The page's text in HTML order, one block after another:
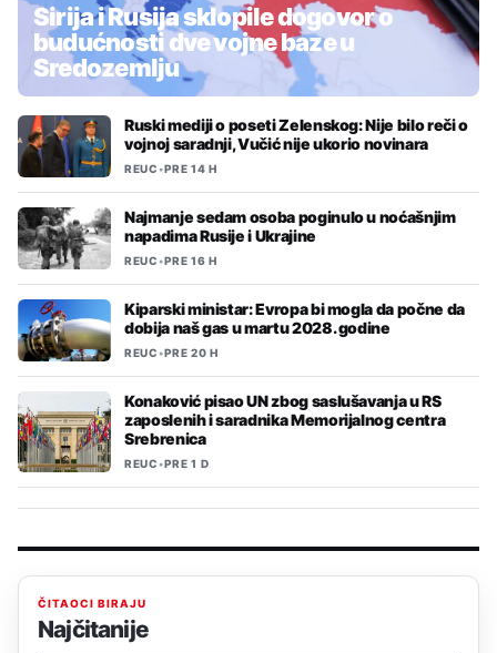
Sirija i Rusija sklopile dogovor o
budućnosti dve vojne baze u
Sredozemlju
Ruski mediji o poseti Zelenskog: Nije bilo reči o
vojnoj saradnji, Vučić nije ukorio novinara
REUC•PRE 14 H
Najmanje sedam osoba poginulo u noćašnjim
napadima Rusije i Ukrajine
REUC•PRE 16 H
Kiparski ministar: Evropa bi mogla da počne da
dobija naš gas u martu 2028. godine
REUC•PRE 20 H
Konaković pisao UN zbog saslušavanja u RS
zaposlenih i saradnika Memorijalnog centra
Srebrenica
REUC•PRE 1 D
ČITAOCI BIRAJU
Najčitanije